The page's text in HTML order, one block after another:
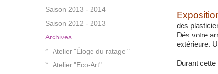
des
Dés votre
extérieure.
Durant
Saison 2013 - 2014
Saison 2012 - 2013
Archives
Atelier "Éloge du ratage "
Atelier "Eco-Art"